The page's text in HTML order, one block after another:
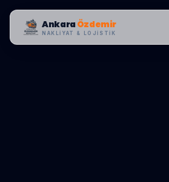
AnkaraÖzdemir
NAKLIYAT & LOJISTIK